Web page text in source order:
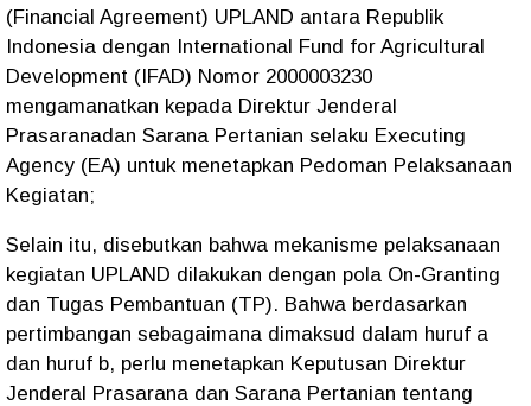
(Financial Agreement) UPLAND antara Republik
Indonesia dengan International Fund for Agricultural
Development (IFAD) Nomor 2000003230
mengamanatkan kepada Direktur Jenderal
Prasaranadan Sarana Pertanian selaku Executing
Agency (EA) untuk menetapkan Pedoman Pelaksanaan
Kegiatan;
Selain itu, disebutkan bahwa mekanisme pelaksanaan
kegiatan UPLAND dilakukan dengan pola On-Granting
dan Tugas Pembantuan (TP). Bahwa berdasarkan
pertimbangan sebagaimana dimaksud dalam huruf a
dan huruf b, perlu menetapkan Keputusan Direktur
Jenderal Prasarana dan Sarana Pertanian tentang